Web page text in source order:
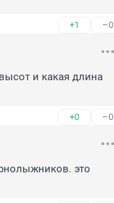
+1 –0
и какая длина
+0 –0
это